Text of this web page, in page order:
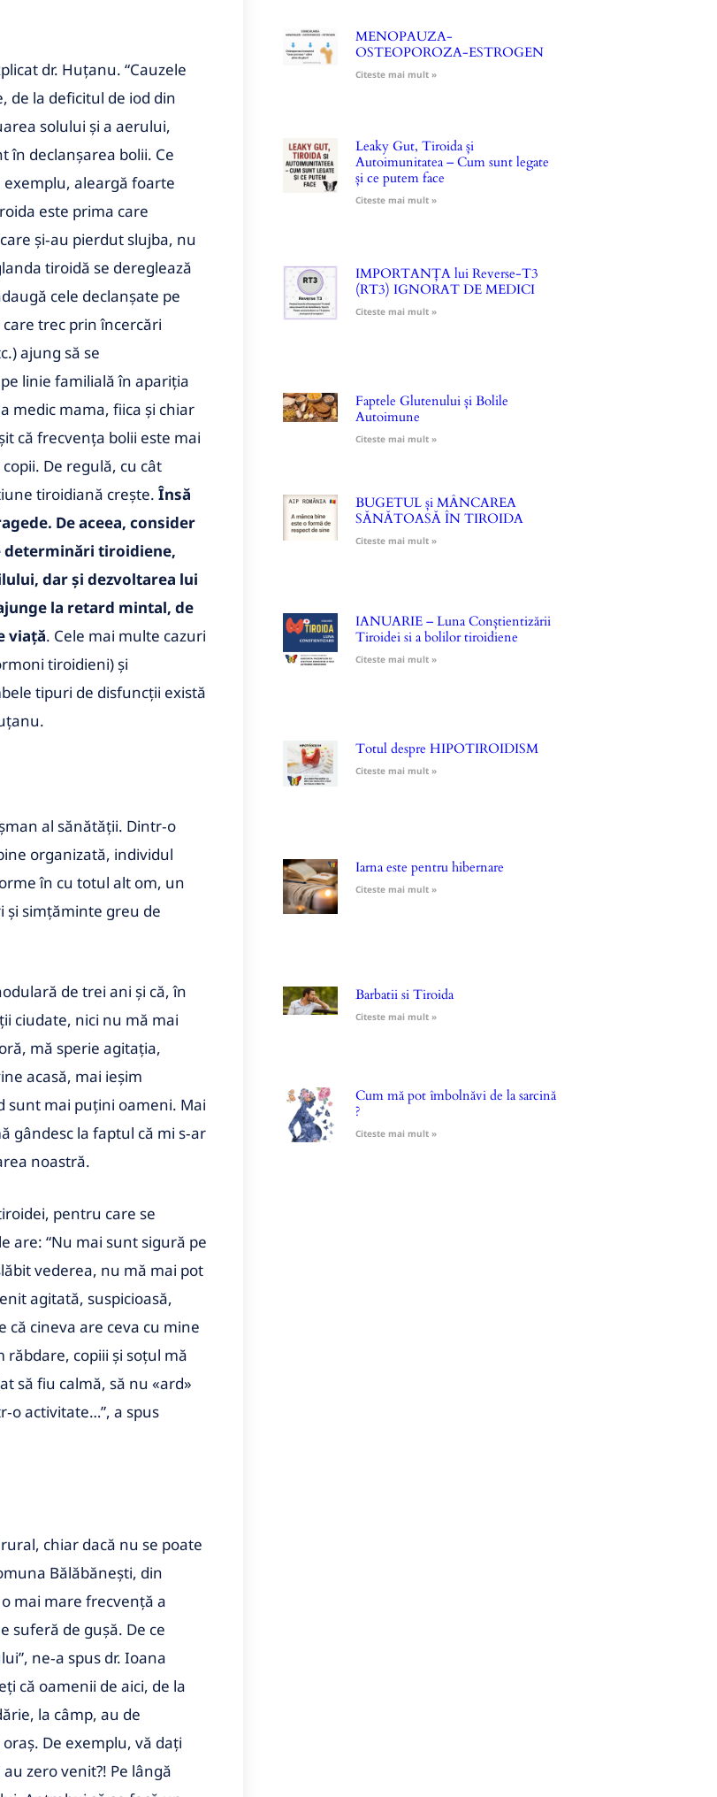
dr. Huţanu. “Cauzele
de la deficitul de iod din
solului şi a aerului,
în declanşarea bolii. Ce
exemplu, aleargă foarte
este prima care
şi‑au pierdut slujba, nu
tiroidă se dereglează
cele declanşate pe
trec prin încercări
ajung să se
linie familială în apariţia
medic mama, fiica şi chiar
că frecvenţa bolii este mai
De regulă, cu cât
tiroidiană creşte. Însă
De aceea, consider
determinări tiroidiene,
dar şi dezvoltarea lui
la retard mintal, de
viaţă. Cele mai multe cazuri
tiroidieni) şi
tipuri de disfuncţii există
al sănătăţii. Dintr‑o
organizată, individul
în cu totul alt om, un
şi simţăminte greu de
de trei ani şi că, în
ciudate, nici nu mă mai
mă sperie agitaţia,
acasă, mai ieşim
sunt mai puţini oameni. Mai
gândesc la faptul că mi s‑ar
noastră.
pentru care se
are: “Nu mai sunt sigură pe
vederea, nu mă mai pot
agitată, suspicioasă,
cineva are ceva cu mine
răbdare, copiii şi soţul mă
să fiu calmă, să nu «ard»
activitate…”, a spus
chiar dacă nu se poate
Bălăbăneşti, din
mai mare frecvenţă a
suferă de guşă. De ce
ne‑a spus dr. Ioana
că oamenii de aici, de la
la câmp, au de
De exemplu, vă daţi
zero venit?! Pe lângă
MENOPAUZA-
OSTEOPOROZA-ESTROGEN
Citeste mai mult »
Leaky Gut, Tiroida și
Autoimunitatea – Cum sunt legate
și ce putem face
Citeste mai mult »
IMPORTANȚA lui Reverse-T3
(RT3) IGNORAT DE MEDICI
Citeste mai mult »
Faptele Glutenului și Bolile
Autoimune
Citeste mai mult »
BUGETUL și MÂNCAREA
SĂNĂTOASĂ ÎN TIROIDA
Citeste mai mult »
IANUARIE – Luna Conștientizării
Tiroidei si a bolilor tiroidiene
Citeste mai mult »
Totul despre HIPOTIROIDISM
Citeste mai mult »
Iarna este pentru hibernare
Citeste mai mult »
Barbatii si Tiroida
Citeste mai mult »
Cum mă pot îmbolnăvi de la sarcină
?
Citeste mai mult »